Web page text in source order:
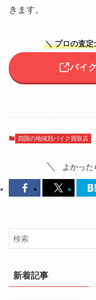
きます。
＼ プロの査
バイ
四国の地域別バイク買取店
よかった
新着記事